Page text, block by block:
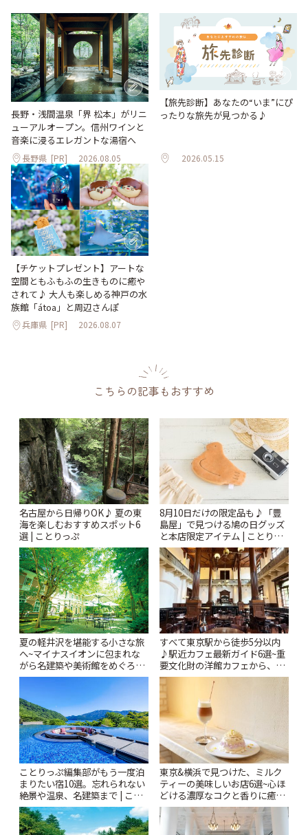
長野・浅間温泉「界 松本」がリニ
ューアルオープン。信州ワインと
音楽に浸るエレガントな湯宿へ
長野県 [PR] 2026.08.05
【旅先診断】あなたの“いま”にぴ
ったりな旅先が見つかる♪
2026.05.15
【チケットプレゼント】アートな
空間ともふもふの生きものに癒や
されて♪ 大人も楽しめる神戸の水
族館「átoa」と周辺さんぽ
兵庫県 [PR] 2026.08.07
こちらの記事もおすすめ
名古屋から日帰りOK♪ 夏の東
海を楽しむおすすめスポット6
選 | ことりっぷ
8月10日だけの限定品も♪「豊
島屋」で見つける鳩の日グッズ
と本店限定アイテム | ことりっ
ぷ
夏の軽井沢を堪能する小さな旅
へ~マイナスイオンに包まれな
がら名建築や美術館をめぐろう
~ | ことりっぷ
すべて東京駅から徒歩5分以内
♪駅近カフェ最新ガイド6選~重
要文化財の洋館カフェから、改
札すぐのレトロ喫茶まで~ | こと
りっぷ
ことりっぷ編集部がもう一度泊
まりたい宿10選。忘れられない
絶景や温泉、名建築まで | こと
りっぷ
東京&横浜で見つけた、ミルク
ティーの美味しいお店6選~心ほ
どける濃厚なコクと香りに癒や
されるティータイム~ | ことりっ
ぷ